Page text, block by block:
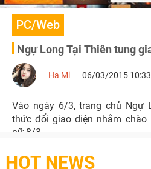
PC/Web
Ngự Long Tại Thiên tung
Ha Mi 06/03/2015
Vào ngày 6/3, trang chủ Ngự
thức đổi giao diện nhằm chào
nữ 8/3.
HOT NEWS